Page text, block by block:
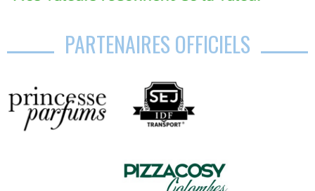
PARTENAIRES OFFICIELS